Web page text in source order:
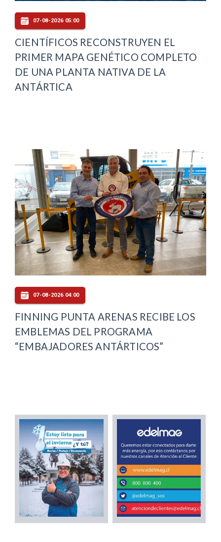
07-08-2026 05:00
CIENTÍFICOS RECONSTRUYEN EL
PRIMER MAPA GENÉTICO COMPLETO
DE UNA PLANTA NATIVA DE LA
ANTÁRTICA
07-08-2026 04:00
FINNING PUNTA ARENAS RECIBE LOS
EMBLEMAS DEL PROGRAMA
“EMBAJADORES ANTÁRTICOS”